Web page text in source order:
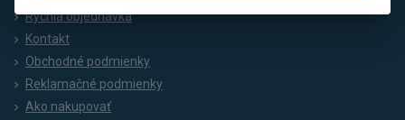
Rýchla objednávka
Kontakt
Obchodné podmienky
Reklamačné podmienky
Ako nakupovať